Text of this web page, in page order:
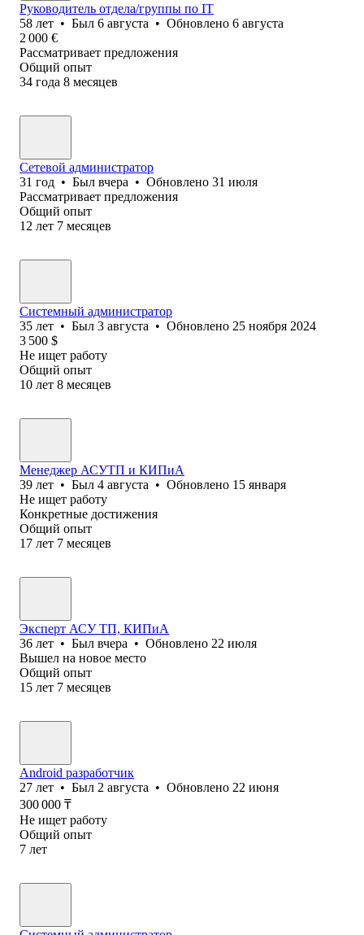
Руководитель отдела/группы по IT
58 лет • Был 6 августа • Обновлено 6 августа
2 000 €
Рассматривает предложения
Общий опыт
34 года 8 месяцев
Сетевой администратор
31 год • Был вчера • Обновлено 31 июля
Рассматривает предложения
Общий опыт
12 лет 7 месяцев
Системный администратор
35 лет • Был 3 августа • Обновлено 25 ноября 2024
3 500 $
Не ищет работу
Общий опыт
10 лет 8 месяцев
Менеджер АСУТП и КИПиА
39 лет • Был 4 августа • Обновлено 15 января
Не ищет работу
Конкретные достижения
Общий опыт
17 лет 7 месяцев
Эксперт АСУ ТП, КИПиА
36 лет • Был вчера • Обновлено 22 июля
Вышел на новое место
Общий опыт
15 лет 7 месяцев
Android разработчик
27 лет • Был 2 августа • Обновлено 22 июня
300 000 ₸
Не ищет работу
Общий опыт
7 лет